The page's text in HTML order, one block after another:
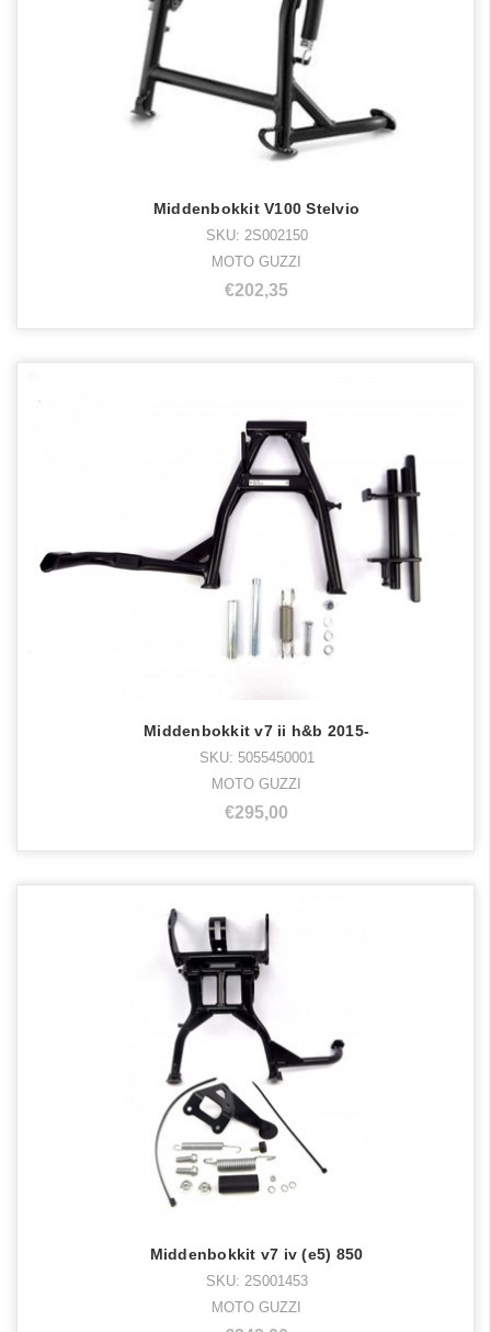
Middenbokkit V100 Stelvio
SKU: 2S002150
MOTO GUZZI
€202,35
Middenbokkit v7 ii h&b 2015-
SKU: 5055450001
MOTO GUZZI
€295,00
Middenbokkit v7 iv (e5) 850
SKU: 2S001453
MOTO GUZZI